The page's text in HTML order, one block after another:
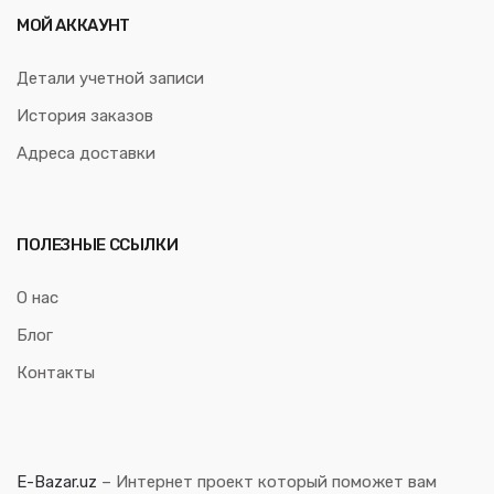
МОЙ АККАУНТ
Детали учетной записи
История заказов
Адреса доставки
ПОЛЕЗНЫЕ ССЫЛКИ
О нас
Блог
Контакты
E-Bazar.uz – Интернет проект который поможет вам